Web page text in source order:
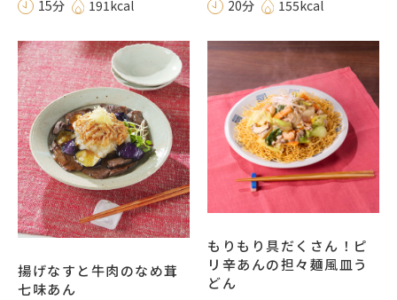
15分 191kcal 20分 155kcal
揚げなすと牛肉のなめ茸
七味あん
もりもり具だくさん！ピ
リ辛あんの担々麺風皿う
どん